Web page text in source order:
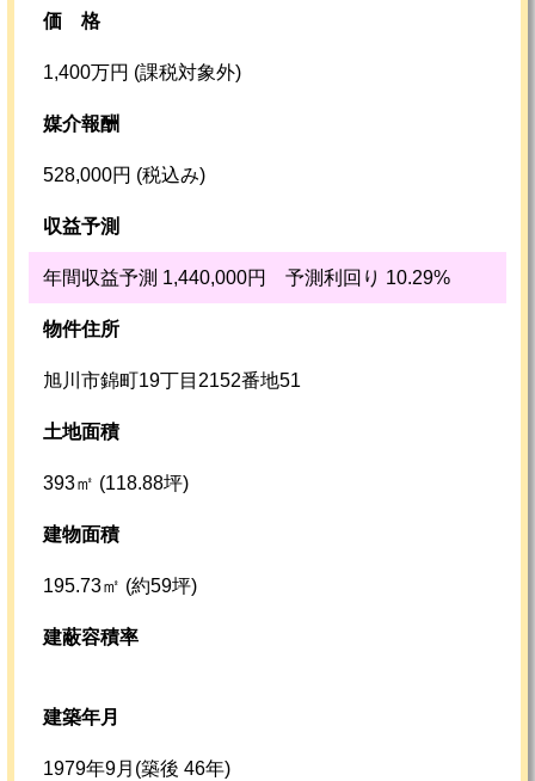
価格
1,400万円 (課税対象外)
媒介報酬
528,000円 (税込み)
収益予測
年間収益予測 1,440,000円 予測利回り 10.29%
物件住所
旭川市錦町19丁目2152番地51
土地面積
393㎡ (118.88坪)
建物面積
195.73㎡ (約59坪)
建蔽容積率
建築年月
1979年9月(築後 46年)